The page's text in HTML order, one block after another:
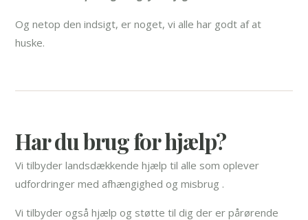
Og netop den indsigt, er noget, vi alle har godt af at
huske.
Har du brug for hjælp?
Vi tilbyder landsdækkende hjælp til alle som oplever
udfordringer med afhængighed og misbrug .
Vi tilbyder også hjælp og støtte til dig der er pårørende